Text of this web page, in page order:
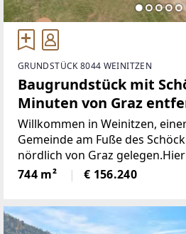
GRUNDSTÜCK 8044 WEINITZEN
Baugrundstück mit
Minuten von Graz
Willkommen in Weinitzen,
Gemeinde am Fuße des
nördlich von Graz
Genuss, Tradition und Natur
Lebensweise. Weinitzen
744 m² € 156.240